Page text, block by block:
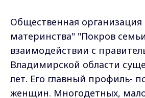
Общественная
материнства" "Покров
взаимодействии с
Владимирской области
лет. Его главный профиль-
женщин. Многодетных,